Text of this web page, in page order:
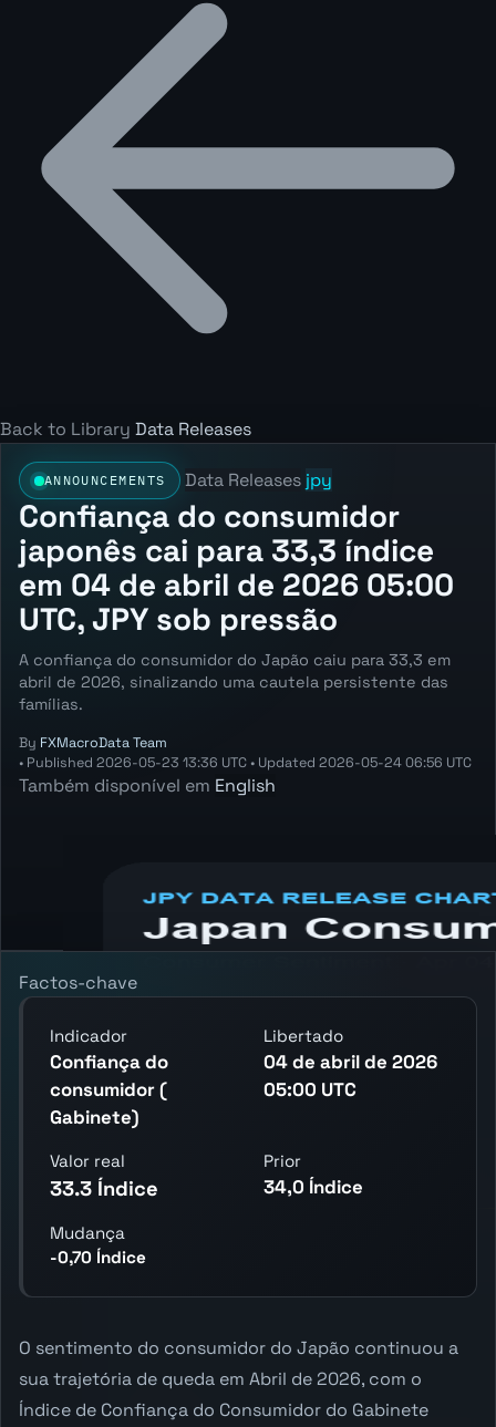
Back to Library Data Releases
ANNOUNCEMENTS Data Releases jpy
Confiança do consumidor
japonês cai para 33,3 índice
em 04 de abril de 2026 05:00
UTC, JPY sob pressão
A confiança do consumidor do Japão caiu para 33,3 em
abril de 2026, sinalizando uma cautela persistente das
famílias.
By FXMacroData Team
• Published 2026-05-23 13:36 UTC • Updated 2026-05-24 06:56 UTC
Também disponível em English
reading, and release context.
Factos-chave
Indicador
Confiança do
consumidor (
Gabinete)
Libertado
04 de abril de 2026
05:00 UTC
Valor real
33.3 Índice
Prior
34,0 Índice
Mudança
-0,70 Índice
O sentimento do consumidor do Japão continuou a
sua trajetória de queda em Abril de 2026, com o
Índice de Confiança do Consumidor do Gabinete